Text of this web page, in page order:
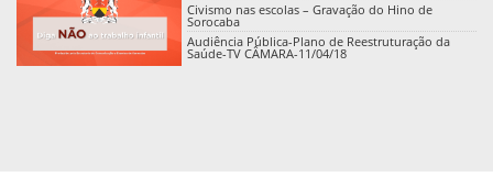
Civismo nas escolas – Gravação do Hino de
Sorocaba
Audiência Pública-Plano de Reestruturação da
Saúde-TV CÂMARA-11/04/18